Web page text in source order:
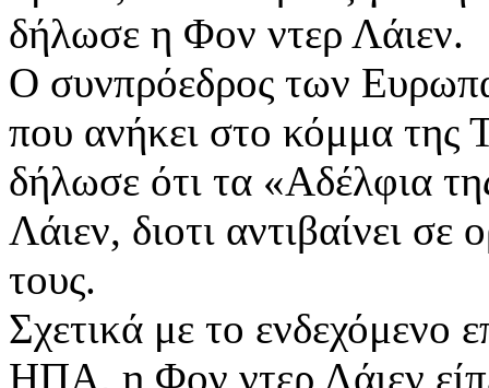
δήλωσε η Φον ντερ Λάιεν.
Ο συνπρόεδρος των
που ανήκει στο κόμμα της
δήλωσε ότι τα «Αδέλφια
Λάιεν, διοτι αντιβαίνει
τους.
Σχετικά με το ενδεχόμενο
ΗΠΑ, η Φον ντερ Λάιεν